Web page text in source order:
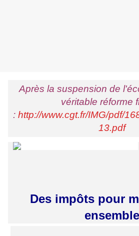
Après la suspension de
véritable réforme
: http://www.cgt.fr/IMG/pdf/
13.pdf
Des impôts pour
ensemble